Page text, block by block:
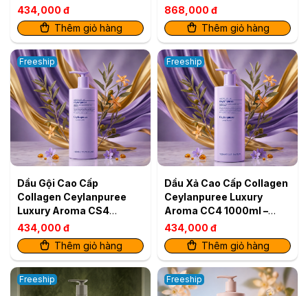
Da Đầu Gàu Ngứa, Tóc
Khô Xơ
434,000 đ
Thêm giỏ hàng
1000ml – Kiểm Soát Dầu
868,000 đ
Thêm giỏ hàng
Freeship
Dầu Gội Cao Cấp
Collagen Ceylanpuree
Luxury Aroma CS4
1000ml – Kiểm Soát Dầu
434,000 đ
Thêm giỏ hàng
Freeship
Dầu Xả Cao Cấp Collagen
Ceylanpuree Luxury
Aroma CC4 1000ml –
Kiểm Soát Dầu
434,000 đ
Thêm giỏ hàng
Freeship Freeship